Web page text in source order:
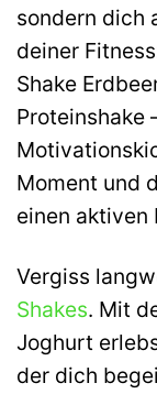
sondern dich
deiner
Shake
Proteinshake
Moment und
einen aktiven
Vergiss
Shakes. Mit
Joghurt
der dich